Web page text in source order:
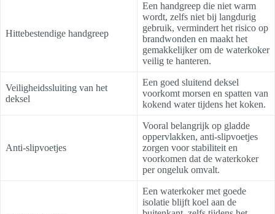
Hittebestendige handgreep
Een handgreep die niet warm
wordt, zelfs niet bij langdurig
gebruik, vermindert het risico op
brandwonden en maakt het
gemakkelijker om de waterkoker
veilig te hanteren.
Veiligheidssluiting van het
deksel
Een goed sluitend deksel
voorkomt morsen en spatten van
kokend water tijdens het koken.
Anti-slipvoetjes
Vooral belangrijk op gladde
oppervlakken, anti-slipvoetjes
zorgen voor stabiliteit en
voorkomen dat de waterkoker
per ongeluk omvalt.
Een waterkoker met goede
isolatie blijft koel aan de